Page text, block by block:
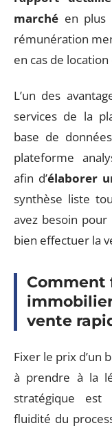
marché en plus
rémunération
en cas de
L’un des
services de la
base de
plateforme
afin d’élaborer
synthèse liste
avez besoin
bien effectuer la
Comment
vente
Fixer le prix d’un
à prendre à la
stratégique est
fluidité du